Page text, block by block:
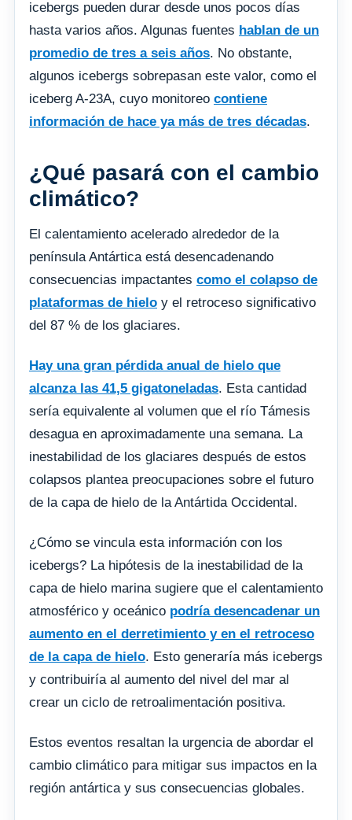
icebergs pueden durar desde unos pocos días
hasta varios años. Algunas fuentes hablan de un
promedio de tres a seis años. No obstante,
algunos icebergs sobrepasan este valor, como el
iceberg A-23A, cuyo monitoreo contiene
información de hace ya más de tres décadas.
¿Qué pasará con el cambio
climático?
El calentamiento acelerado alrededor de la
península Antártica está desencadenando
consecuencias impactantes como el colapso de
plataformas de hielo y el retroceso significativo
del 87 % de los glaciares.
Hay una gran pérdida anual de hielo que
alcanza las 41,5 gigatoneladas. Esta cantidad
sería equivalente al volumen que el río Támesis
desagua en aproximadamente una semana. La
inestabilidad de los glaciares después de estos
colapsos plantea preocupaciones sobre el futuro
de la capa de hielo de la Antártida Occidental.
¿Cómo se vincula esta información con los
icebergs? La hipótesis de la inestabilidad de la
capa de hielo marina sugiere que el calentamiento
atmosférico y oceánico podría desencadenar un
aumento en el derretimiento y en el retroceso
de la capa de hielo. Esto generaría más icebergs
y contribuiría al aumento del nivel del mar al
crear un ciclo de retroalimentación positiva.
Estos eventos resaltan la urgencia de abordar el
cambio climático para mitigar sus impactos en la
región antártica y sus consecuencias globales.